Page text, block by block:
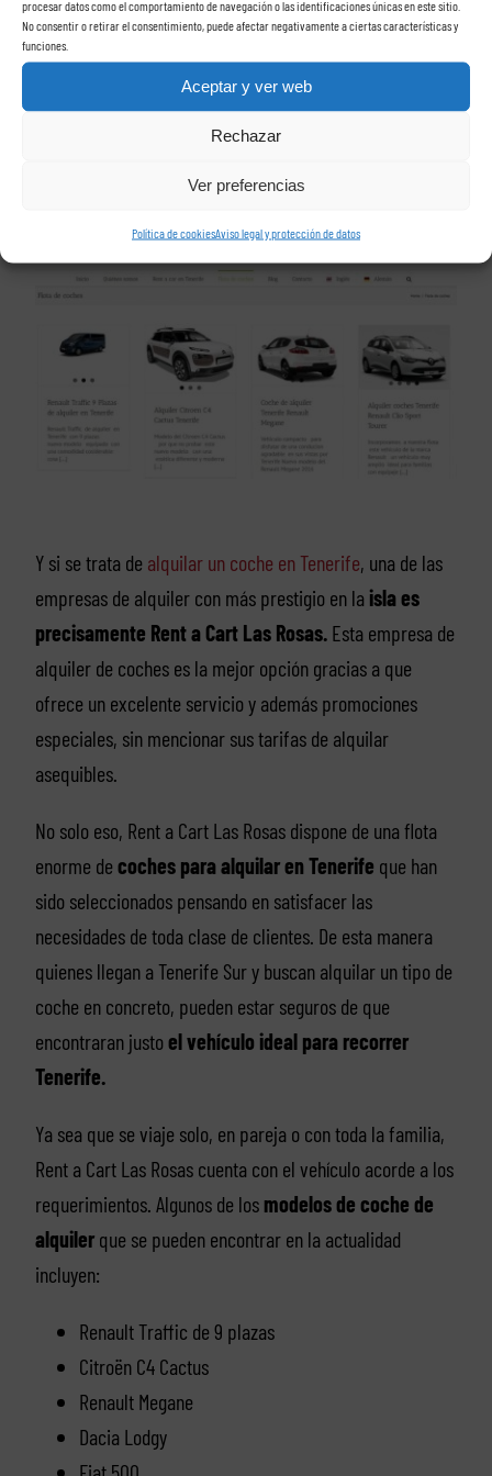
procesar datos como el comportamiento de navegación o las identificaciones únicas en este sitio.
No consentir o retirar el consentimiento, puede afectar negativamente a ciertas características y
funciones.
Aceptar y ver web
Rechazar
Ver preferencias
Política de cookiesAviso legal y protección de datos
ballenas, hasta históricos cascos antiguos, playas
espectaculares y valles con encanto.
Rent a Car Las Rosas tiene el coche
Y si se trata de alquilar un coche en Tenerife, una de las
empresas de alquiler con más prestigio en la isla es
precisamente Rent a Cart Las Rosas.Esta empresa de
alquiler de coches es la mejor opción gracias a que
ofrece un excelente servicio y además promociones
especiales, sin mencionar sus tarifas de alquilar
asequibles.
No solo eso, Rent a Cart Las Rosas dispone de una flota
enorme de coches para alquilar en Tenerife que han
sido seleccionados pensando en satisfacer las
necesidades de toda clase de clientes. De esta manera
quienes llegan a Tenerife Sur y buscan alquilar un tipo de
coche en concreto, pueden estar seguros de que
encontraran justo el vehículo ideal para recorrer
Tenerife.
Ya sea que se viaje solo, en pareja o con toda la familia,
Rent a Cart Las Rosas cuenta con el vehículo acorde a los
requerimientos. Algunos de los modelos de coche de
alquilerque se pueden encontrar en la actualidad
incluyen:
Renault Traffic de 9 plazas
Citroën C4 Cactus
Renault Megane
Dacia Lodgy